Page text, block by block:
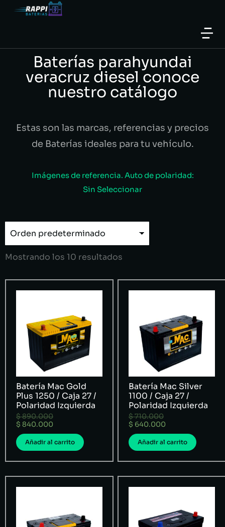
Baterías parahyundai
veracruz diesel conoce
nuestro catálogo
Estas son las marcas, referencias y precios
de Baterías ideales para tu vehículo.
Imágenes de referencia. Auto de polaridad:
Sin Seleccionar
Mostrando los 10 resultados
Batería Mac Gold
Plus 1250 / Caja 27 /
Polaridad Izquierda
$890.000
$ 840.000
Añadir al carrito
Batería Mac Silver
1100 / Caja 27 /
Polaridad Izquierda
$710.000
$ 640.000
Añadir al carrito